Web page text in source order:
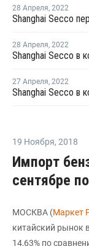
28 Апреля, 2022
Shanghai Secco
28 Апреля, 2022
27 Апреля, 2022
19 Ноября, 2018
Импорт
сентябре
МОСКВА (Маркет
китайский рынок
14,63% по